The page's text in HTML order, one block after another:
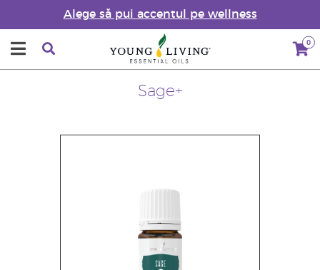
Alege să pui accentul pe wellness
0
Sage+